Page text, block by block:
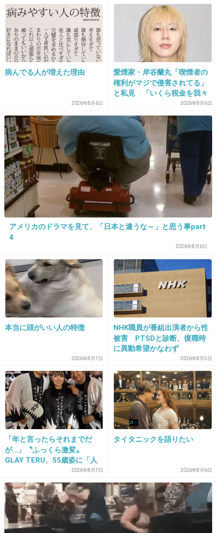
吉牛
ケンタッキー
びっくりドンキー
ケンタッキーはかなり近い味になるよ
-1
31. 匿名2026/06/03(水) 22:34:57
夫の海外駐在に帯同してた時、たまにネットの再現レシピ
で作ってあげたら喜んでた。
ウケが良かったのは、吉野家の牛丼とびっくりドンキーの
ハンバーグと、宮のステーキ。
+3 -1
モスのアボガドエビカツバーガー
ヤマザキのチキンカツ？バーガーにアボガドと野菜加えた
アボガドの味付けがあまり上手くできなくて失敗
やっぱりペッパーランチ！
+2 -1
大戸屋の鶏の黒酢あん
サイゼの鶏とワカメの香味ソースサラダ
母が鬼リピ(大戸屋ならそれしか食べたの見たことないし、
外食なら大戸屋近ければなと😣したり)、サイゼで母これ美
味しい、ソースどう作ってるのか気になってて
(あとは居酒屋揚げ出し豆腐やだし巻き玉子とか)
ずっと再現知りたさはあります
病んでる人が増えた理由
2026年8月6日
愛煙家・岸谷蘭丸「喫煙者の
権利がマジで侵害されてる」
と私見 「いくら税金を我々
2026年8月6日
アメリカのドラマを見て、「日本と違うな～」と思う事part
4
2026年8月6日
本当に頭がいい人の特徴
2026年8月7日
NHK職員が番組出演者から性
被害 PTSDと診断、復職時
に異動希望かなわず
2026年8月5日
「年と言ったらそれまでだ
が…」〝ふっくら激変〟
GLAY TERU、55歳姿に「人
として好きすぎる」「TERU
さんには見えない」「分から
なかった」
2026年8月7日
タイタニックを語りたい
2026年8月6日